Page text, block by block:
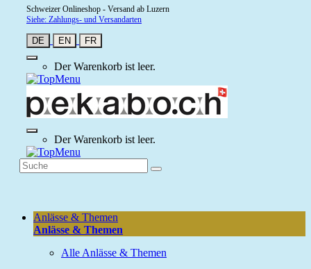
Schweizer Onlineshop - Versand ab Luzern
Siehe: Zahlungs- und Versandarten
DE EN FR
Der Warenkorb ist leer.
Der Warenkorb ist leer.
Anlässe & Themen
Anlässe & Themen
Alle Anlässe & Themen